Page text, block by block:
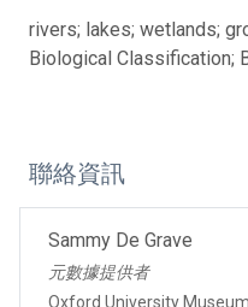
rivers; lakes; wetlands;
Biological Classification;
聯絡資訊
Sammy De Grave
元數據提供者
Oxford University